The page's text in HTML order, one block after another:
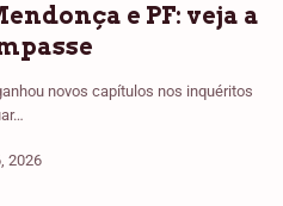
e PF: veja a
novos capítulos nos inquéritos
2026